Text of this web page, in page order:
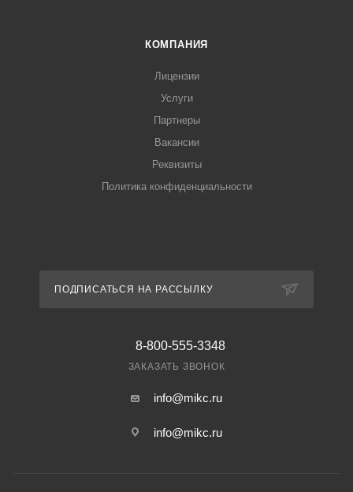
КОМПАНИЯ
Лицензии
Услуги
Партнеры
Вакансии
Реквизиты
Политика конфиденциальности
ПОДПИСАТЬСЯ НА РАССЫЛКУ
8-800-555-3348
ЗАКАЗАТЬ ЗВОНОК
info@mikc.ru
info@mikc.ru